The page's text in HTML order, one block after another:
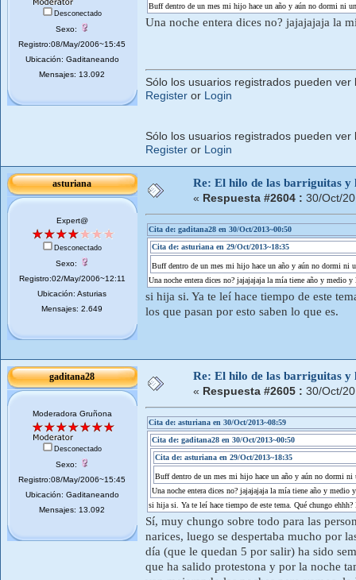
Desconectado
Sexo:
Registro:08/May/2006~15:45
Ubicación: Gaditaneando
Mensajes: 13.092
Buff dentro de un mes mi hijo hace un año y aún no dormi ni
Una noche entera dices no? jajajajaja la
Sólo los usuarios registrados pueden ver
Register or Login
Sólo los usuarios registrados pueden ver
Register or Login
asturiana
Expert@
Desconectado
Sexo:
Registro:02/May/2006~12:11
Ubicación: Asturias
Mensajes: 2.649
Re: El hilo de las barriguitas y
« Respuesta #2604 : 30/Oct/
Cita de: gaditana28 en 30/Oct/2013~00:50
Cita de: asturiana en 29/Oct/2013~18:35
Buff dentro de un mes mi hijo hace un año y aún no dormi ni
Una noche entera dices no? jajajajaja la mía tiene año y medio
si hija si. Ya te leí hace tiempo de este
los que pasan por esto saben lo que es.
gaditana28
Moderadora Gruñona
Desconectado
Sexo:
Registro:08/May/2006~15:45
Ubicación: Gaditaneando
Mensajes: 13.092
Re: El hilo de las barriguitas y
« Respuesta #2605 : 30/Oct/
Cita de: asturiana en 30/Oct/2013~08:59
Cita de: gaditana28 en 30/Oct/2013~00:50
Cita de: asturiana en 29/Oct/2013~18:35
Buff dentro de un mes mi hijo hace un año y aún no dormi ni
Una noche entera dices no? jajajajaja la mía tiene año y medio
si hija si. Ya te leí hace tiempo de este tema. Qué chungo
Sí, muy chungo sobre todo para las
narices, luego se despertaba mucho por
día (que le quedan 5 por salir) ha sido
que ha salido protestona y por la noche